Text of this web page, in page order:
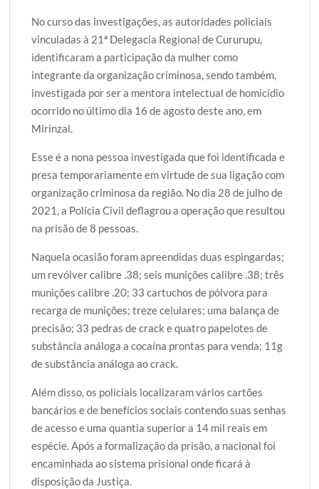
No curso das investigações, as autoridades policiais
vinculadas à 21ª Delegacia Regional de Cururupu,
identificaram a participação da mulher como
integrante da organização criminosa, sendo também,
investigada por ser a mentora intelectual de homicídio
ocorrido no último dia 16 de agosto deste ano, em
Mirinzal.
Esse é a nona pessoa investigada que foi identificada e
presa temporariamente em virtude de sua ligação com
organização criminosa da região. No dia 28 de julho de
2021, a Polícia Civil deflagrou a operação que resultou
na prisão de 8 pessoas.
Naquela ocasião foram apreendidas duas espingardas;
um revólver calibre .38; seis munições calibre .38; três
munições calibre .20; 33 cartuchos de pólvora para
recarga de munições; treze celulares; uma balança de
precisão; 33 pedras de crack e quatro papelotes de
substância análoga a cocaína prontas para venda; 11g
de substância análoga ao crack.
Além disso, os policiais localizaram vários cartões
bancários e de benefícios sociais contendo suas senhas
de acesso e uma quantia superior a 14 mil reais em
espécie. Após a formalização da prisão, a nacional foi
encaminhada ao sistema prisional onde ficará à
disposição da Justiça.